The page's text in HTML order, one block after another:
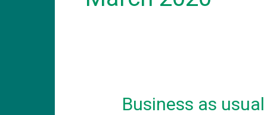
Business as usual